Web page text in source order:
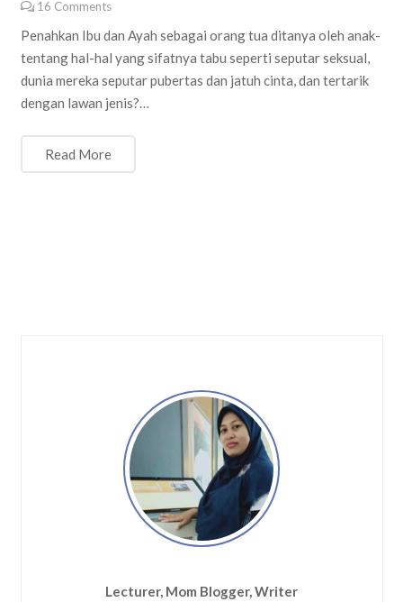
16 Comments
Penahkan Ibu dan Ayah sebagai orang tua ditanya oleh anak-
tentang hal-hal yang sifatnya tabu seperti seputar seksual,
dunia mereka seputar pubertas dan jatuh cinta, dan tertarik
dengan lawan jenis?…
Read More
Lecturer, Mom Blogger, Writer